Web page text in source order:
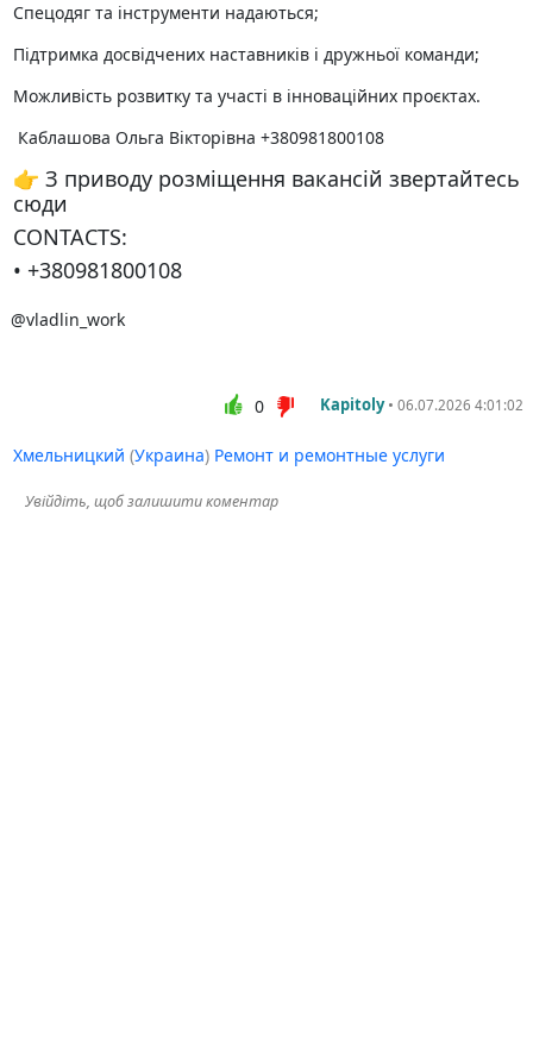
Спецодяг та інструменти надаються;
Підтримка досвідчених наставників і дружньої команди;
Можливість розвитку та участі в інноваційних проєктах.
️ Каблашова Ольга Вікторівна +380981800108
👉 З приводу розміщення вакансій звертайтесь
сюди
CONTACTS:
• +380981800108
@vladlin_work
Kapitoly• 06.07.2026 4:01:02
0
Хмельницкий (Украина) Ремонт и ремонтные услуги
Увійдіть, щоб залишити коментар